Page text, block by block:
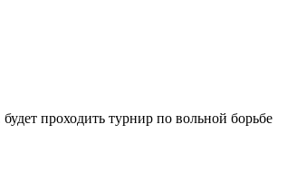
проходить турнир по вольной борьбе